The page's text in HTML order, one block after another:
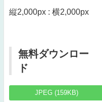
縦2,000px : 横2,000px
無料ダウンロー
ド
JPEG (159KB)